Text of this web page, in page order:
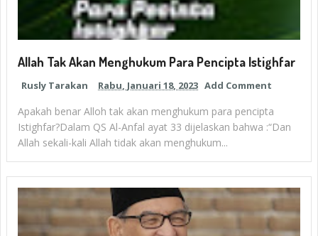
Allah Tak Akan Menghukum Para Pencipta Istighfar
Rusly Tarakan Rabu, Januari 18, 2023 Add Comment
Apakah benar Alloh tak akan menghukum para pencipta
Istighfar?Dalam QS Al-Anfal ayat 33 dijelaskan bahwa :“Dan
Allah sekali-kali Allah tidak akan menghukum...